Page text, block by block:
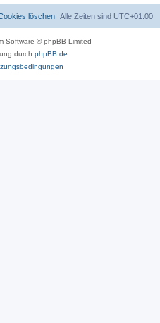
Alle Zeiten sind UTC+01:00
löschen
Software © phpBB Limited
durch phpBB.de